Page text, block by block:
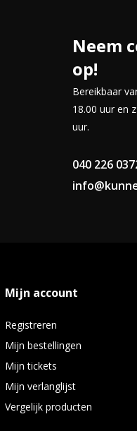
Neem
op!
Bereikbaar
18.00 uur en
uur.
040 226
Mijn account
Registreren
Mijn bestellingen
Mijn tickets
Mijn verlanglijst
Vergelijk producten